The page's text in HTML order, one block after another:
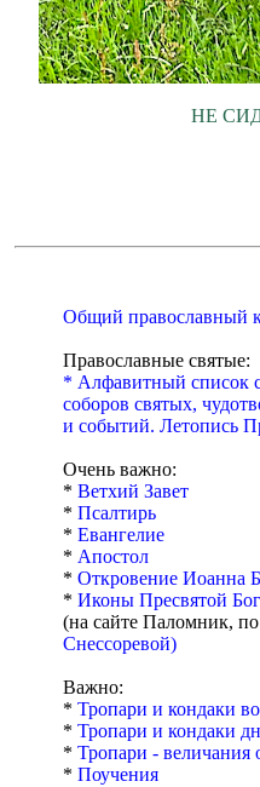
НЕ
Общий православный
Православные святые:
* Алфавитный список
соборов святых,
и событий. Летопись
Очень важно:
* Ветхий Завет
* Псалтирь
* Евангелие
* Апостол
* Откровение Иоанна
* Иконы Пресвятой
(на сайте Паломник, по
Снессоревой)
Важно:
* Тропари и кондаки
* Тропари и кондаки
* Тропари - величания
* Поучения